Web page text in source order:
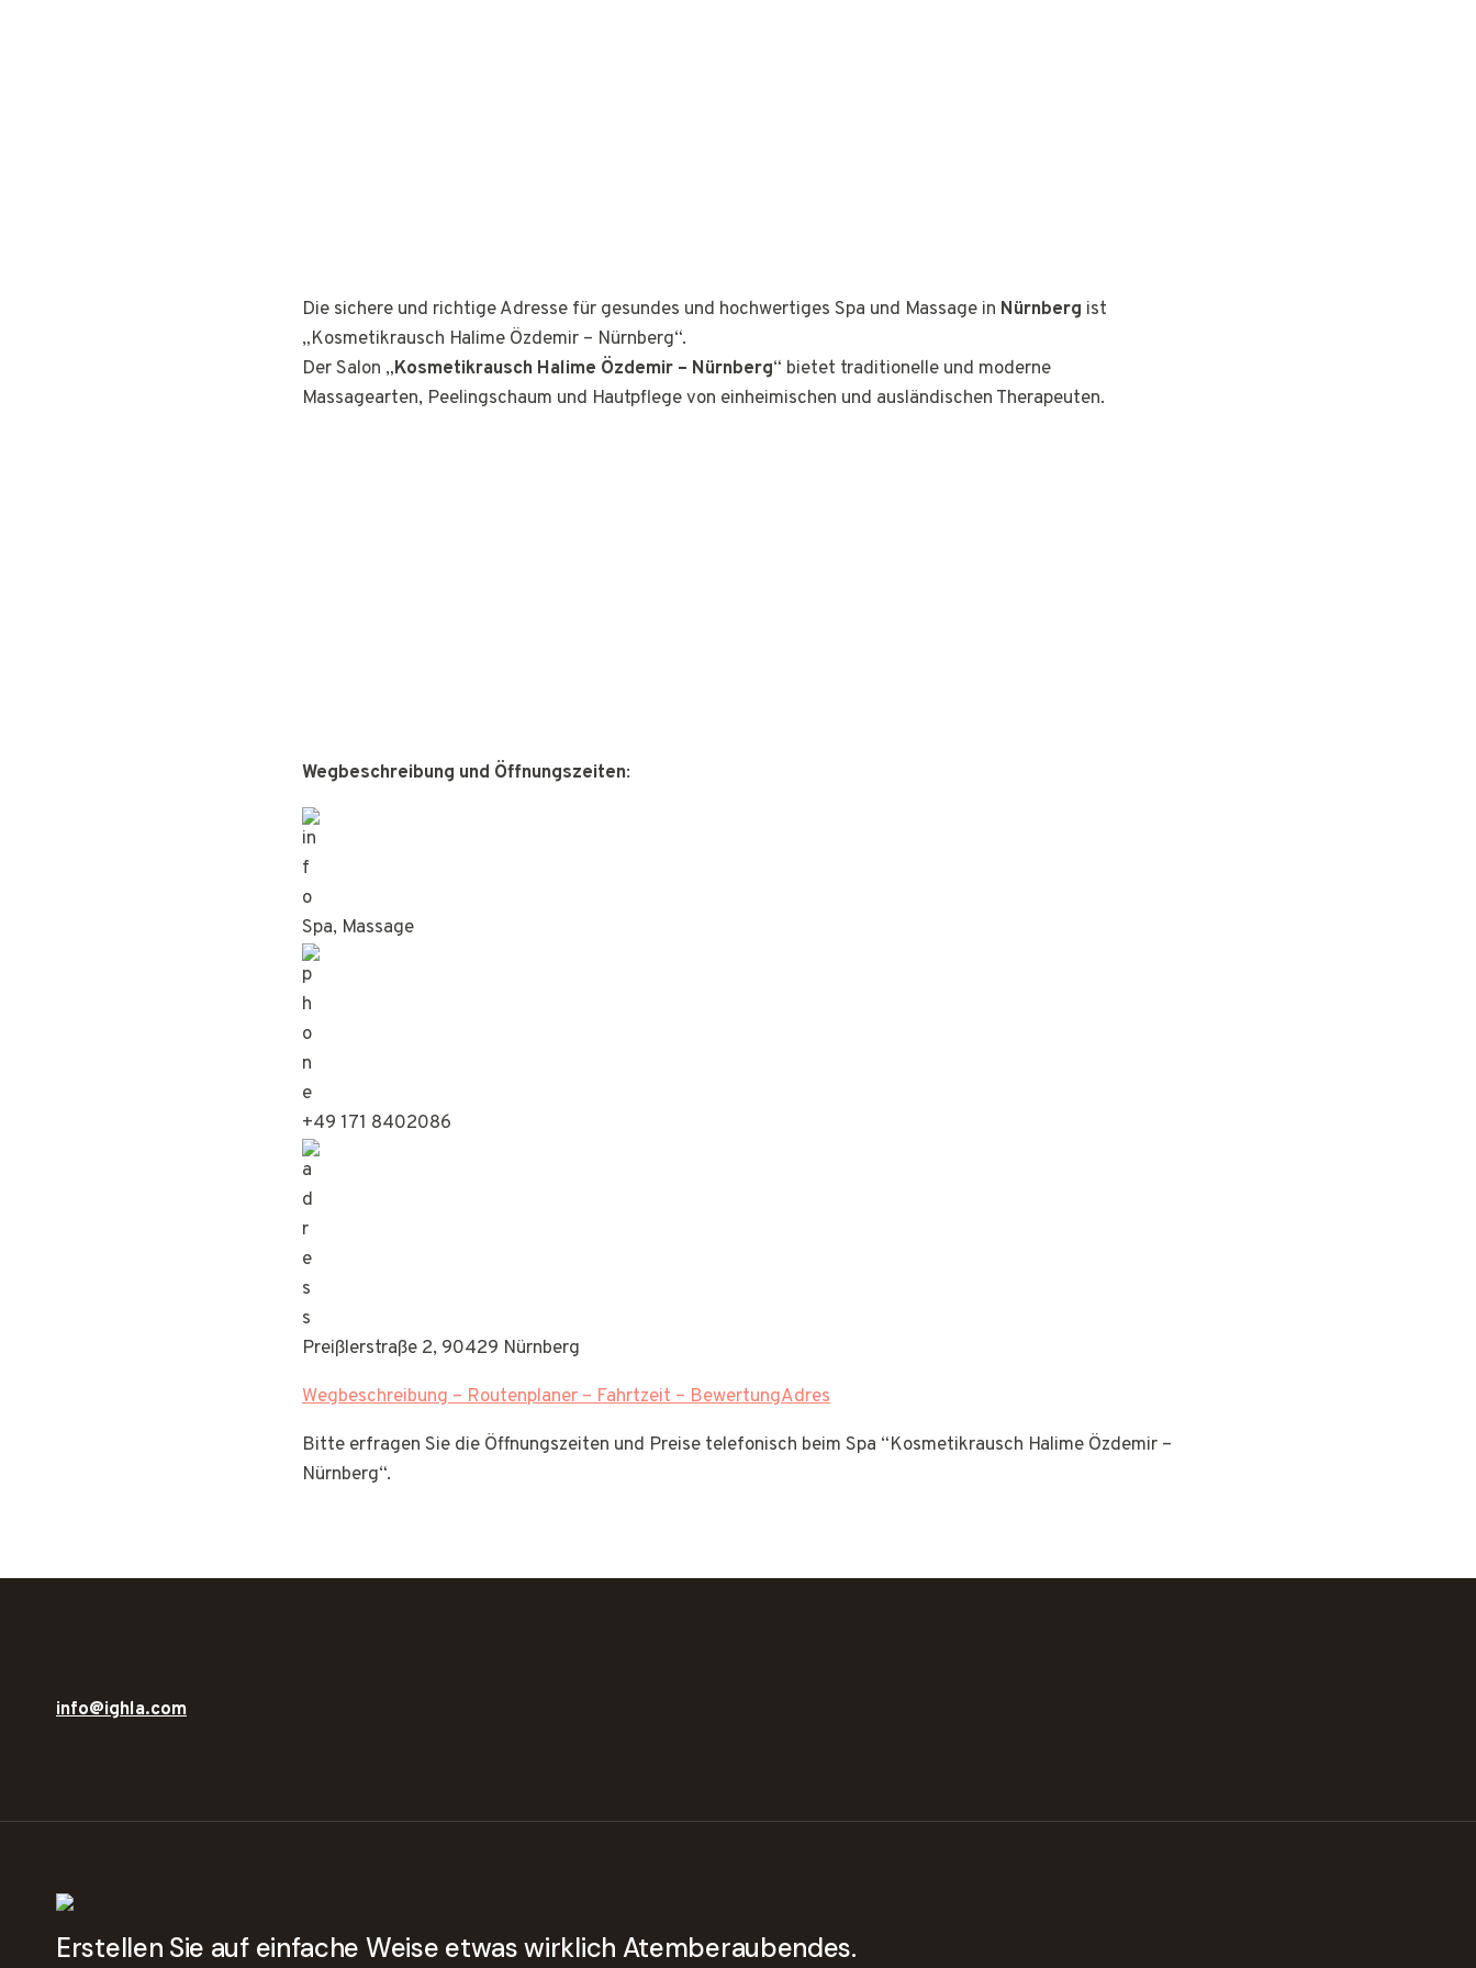
Die sichere und richtige Adresse für gesundes und hochwertiges Spa und Massage in Nürnberg ist
„Kosmetikrausch Halime Özdemir – Nürnberg“.
Der Salon „Kosmetikrausch Halime Özdemir – Nürnberg“ bietet traditionelle und moderne
Massagearten, Peelingschaum und Hautpflege von einheimischen und ausländischen Therapeuten.
Wegbeschreibung und Öffnungszeiten:
Spa, Massage
+49 171 8402086
Preißlerstraße 2, 90429 Nürnberg
Wegbeschreibung – Routenplaner – Fahrtzeit – BewertungAdres
Bitte erfragen Sie die Öffnungszeiten und Preise telefonisch beim Spa “Kosmetikrausch Halime Özdemir –
Nürnberg“.
info@ighla.com
Erstellen Sie auf einfache Weise etwas wirklich Atemberaubendes.